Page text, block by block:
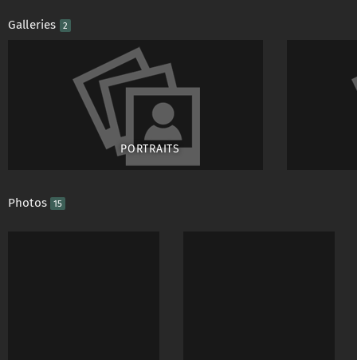
Auch auf Facebook :
Die veröffentlichten
Galleries 2
PORTRAITS
Photos 15